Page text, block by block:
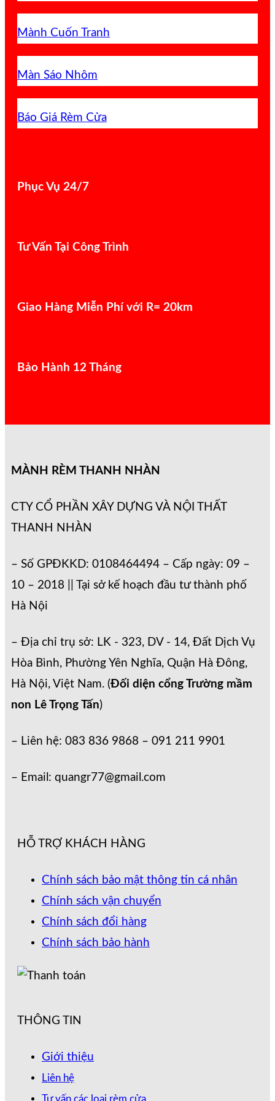
Mành Cuốn Tranh
Màn Sáo Nhôm
Báo Giá Rèm Cửa
Phục Vụ 24/7
Tư Vấn Tại Công Trình
Giao Hàng Miễn Phí với R= 20km
Bảo Hành 12 Tháng
MÀNH RÈM THANH NHÀN
CTY CỔ PHẦN XÂY DỰNG VÀ NỘI THẤT
THANH NHÀN
– Số GPĐKKD: 0108464494 – Cấp ngày: 09 –
10 – 2018 || Tại sở kế hoạch đầu tư thành phố
Hà Nội
– Địa chỉ trụ sở: LK - 323, DV - 14, Đất Dịch Vụ
Hòa Bình, Phường Yên Nghĩa, Quận Hà Đông,
Hà Nội, Việt Nam. (Đối diện cổng Trường mầm
non Lê Trọng Tấn)
– Liên hệ: 083 836 9868 – 091 211 9901
– Email: quangr77@gmail.com
HỖ TRỢ KHÁCH HÀNG
Chính sách bảo mật thông tin cá nhân
Chính sách vận chuyển
Chính sách đổi hàng
Chính sách bảo hành
THÔNG TIN
Giới thiệu
Liên hệ
Tư vấn các loại rèm cửa